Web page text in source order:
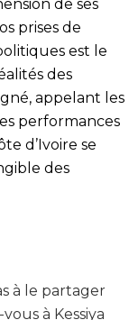
de ses
prises de
est le
des
appelant les
performances
d’Ivoire se
des
à le partager
à Kessiya